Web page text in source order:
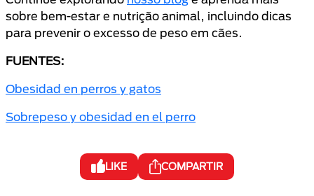
sobre bem-estar e nutrição animal, incluindo dicas
para prevenir o excesso de peso em cães.
FUENTES:
Obesidad en perros y gatos
Sobrepeso y obesidad en el perro
LIKE COMPARTIR